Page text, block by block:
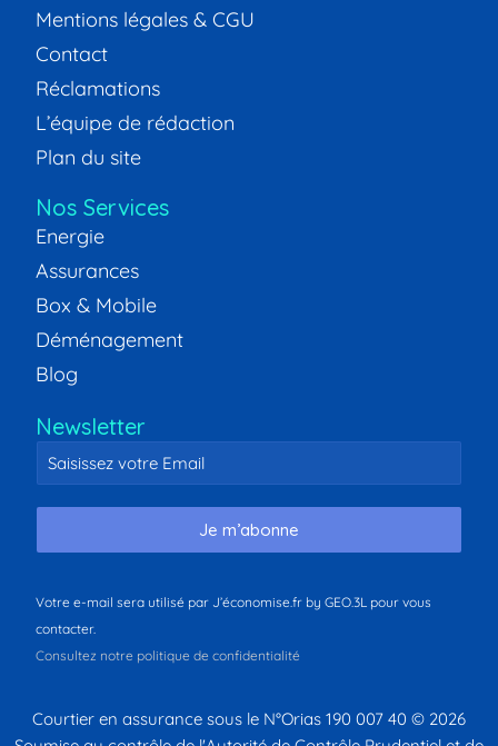
Mentions légales & CGU
Contact
Réclamations
L’équipe de rédaction
Plan du site
Nos Services
Energie
Assurances
Box & Mobile
Déménagement
Blog
Newsletter
Je m’abonne
Votre e-mail sera utilisé par J’économise.fr by GEO.3L pour vous
contacter.
Consultez notre politique de confidentialité
Courtier en assurance sous le N°Orias 190 007 40 © 2026